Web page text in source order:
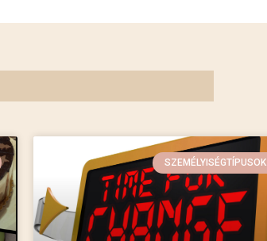
SZEMÉLYISÉGTÍPUSOK